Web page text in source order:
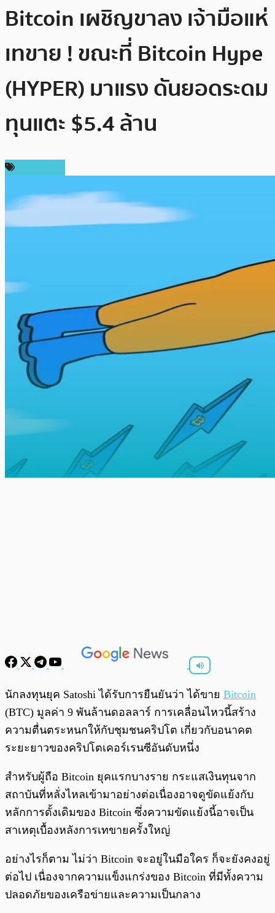
Bitcoin เผชิญขาลง เจ้ามือแห่
เทขาย ! ขณะที่ Bitcoin Hype
(HYPER) มาแรง ดันยอดระดม
ทุนแตะ $5.4 ล้าน
นักลงทุนยุค Satoshi ได้รับการยืนยันว่า ได้ขาย Bitcoin
(BTC) มูลค่า 9 พันล้านดอลลาร์ การเคลื่อนไหวนี้สร้าง
ความตื่นตระหนกให้กับชุมชนคริปโต เกี่ยวกับอนาคต
ระยะยาวของคริปโตเคอร์เรนซีอันดับหนึ่ง
สำหรับผู้ถือ Bitcoin ยุคแรกบางราย กระแสเงินทุนจาก
สถาบันที่หลั่งไหลเข้ามาอย่างต่อเนื่องอาจดูขัดแย้งกับ
หลักการดั้งเดิมของ Bitcoin ซึ่งความขัดแย้งนี้อาจเป็น
สาเหตุเบื้องหลังการเทขายครั้งใหญ่
อย่างไรก็ตาม ไม่ว่า Bitcoin จะอยู่ในมือใคร ก็จะยังคงอยู่
ต่อไป เนื่องจากความแข็งแกร่งของ Bitcoin ที่มีทั้งความ
ปลอดภัยของเครือข่ายและความเป็นกลาง